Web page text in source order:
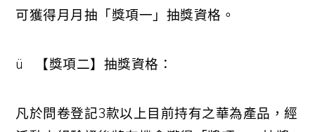
可獲得月月抽「獎項一」抽獎資格。
ü 【獎項二】抽獎資格：
凡於問卷登記3款以上目前持有之華為產品，經